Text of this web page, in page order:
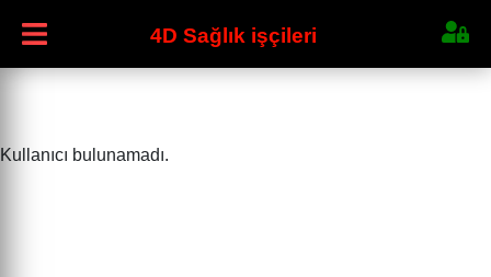
4D Sağlık işçileri
Kullanıcı bulunamadı.